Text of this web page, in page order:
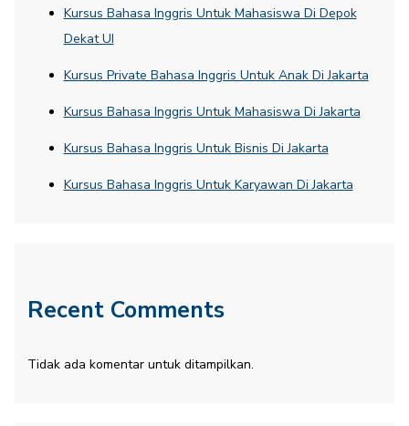
Kursus Bahasa Inggris Untuk Mahasiswa Di Depok
Dekat UI
Kursus Private Bahasa Inggris Untuk Anak Di Jakarta
Kursus Bahasa Inggris Untuk Mahasiswa Di Jakarta
Kursus Bahasa Inggris Untuk Bisnis Di Jakarta
Kursus Bahasa Inggris Untuk Karyawan Di Jakarta
Recent Comments
Tidak ada komentar untuk ditampilkan.